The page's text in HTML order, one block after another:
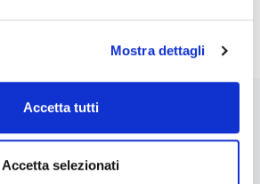
Mostra dettagli
Accetta tutti
Accetta selezionati
beta di 0-10x / Innovation
solo alcune